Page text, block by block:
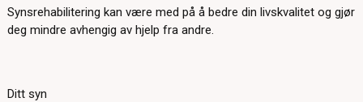
Synsrehabilitering kan være med på å bedre din livskvalitet og gjør
deg mindre avhengig av hjelp fra andre.
Ditt syn